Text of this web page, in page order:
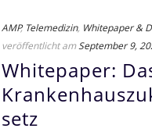
AMP, Telemedizin, Whitepaper &
veröffentlicht am September 9,
Whitepaper:
setz